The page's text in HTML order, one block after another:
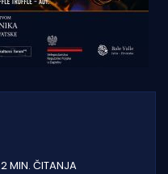
2 MIN. ČITANJA